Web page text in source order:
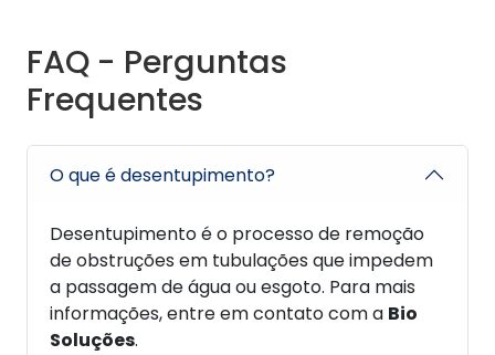
FAQ - Perguntas
Frequentes
O que é desentupimento?
Desentupimento é o processo de remoção
de obstruções em tubulações que impedem
a passagem de água ou esgoto. Para mais
informações, entre em contato com a Bio
Soluções.